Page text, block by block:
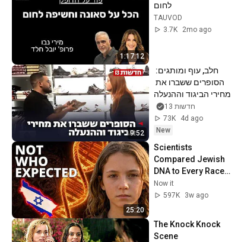
1:17:12
לחום
TAUVOD
3.7K
2mo ago
9:52
הסופרים ששברו את
מחירי הביגוד וההנעלה
חדשות 13
73K
4d ago
New
25:20
Scientists
Compared Jewish
DNA to Every Race
on Earth — The
Results Shocked
Now it
597K
3w ago
The Knock Knock
Scene